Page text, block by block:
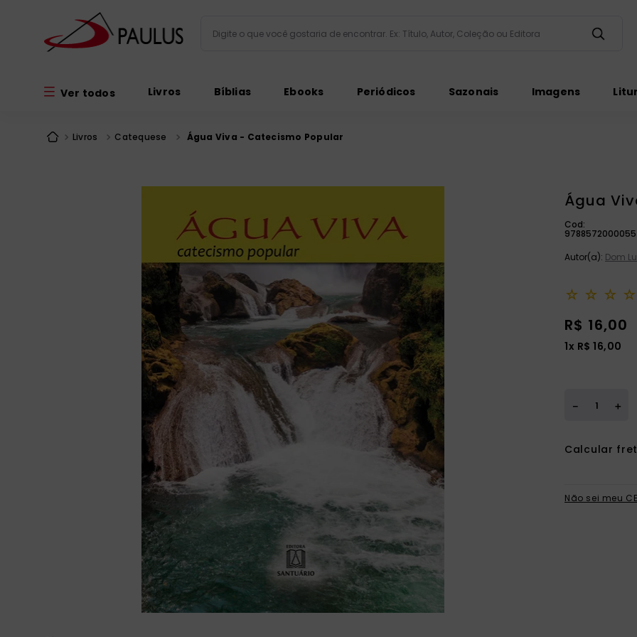
Ver todos Livros Bíblias Ebooks Periódicos Sazonais Imagens
Livros Catequese Água Viva - Catecismo Popular
Água
Cod:
9788572000055
Autor(a): Dom
☆ ☆ ☆ ☆
R$ 16,00
1x R$ 16,00
＋
－
Não sei meu
bíblia jerusalém
7º biblia pastoral
8º patristica
catequese
10º liturgia horas